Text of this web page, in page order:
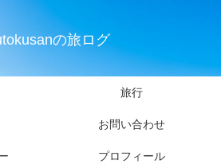
の旅ログ
旅行
お問い合わせ
プロフィール